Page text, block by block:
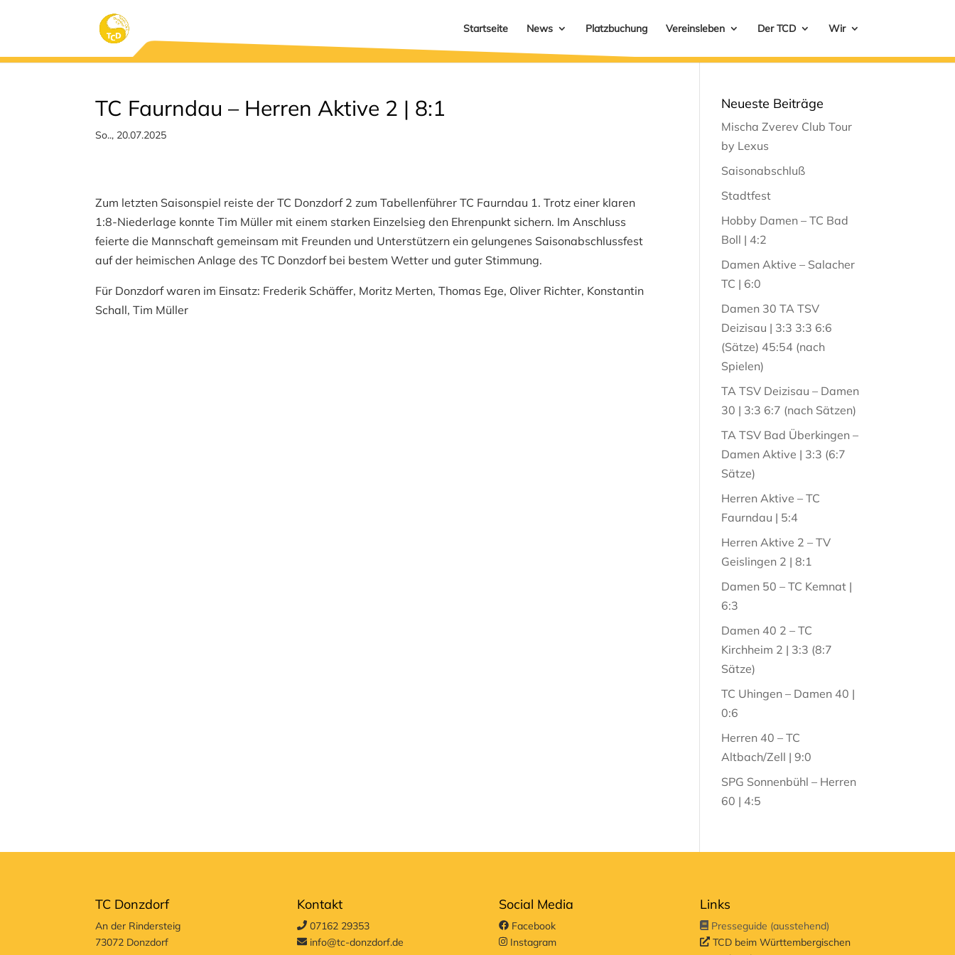
Startseite News Platzbuchung Vereinsleben Der TCD Wir
TC Faurndau – Herren Aktive 2 | 8:1
So.., 20.07.2025
Zum letzten Saisonspiel reiste der TC Donzdorf 2 zum Tabellenführer TC Faurndau 1. Trotz einer klaren
1:8-Niederlage konnte Tim Müller mit einem starken Einzelsieg den Ehrenpunkt sichern. Im Anschluss
feierte die Mannschaft gemeinsam mit Freunden und Unterstützern ein gelungenes Saisonabschlussfest
auf der heimischen Anlage des TC Donzdorf bei bestem Wetter und guter Stimmung.
Für Donzdorf waren im Einsatz: Frederik Schäffer, Moritz Merten, Thomas Ege, Oliver Richter, Konstantin
Schall, Tim Müller
Neueste Beiträge
Mischa Zverev Club Tour
by Lexus
Saisonabschluß
Stadtfest
Hobby Damen – TC Bad
Boll | 4:2
Damen Aktive – Salacher
TC | 6:0
Damen 30 TA TSV
Deizisau | 3:3 3:3 6:6
(Sätze) 45:54 (nach
Spielen)
TA TSV Deizisau – Damen
30 | 3:3 6:7 (nach Sätzen)
TA TSV Bad Überkingen –
Damen Aktive | 3:3 (6:7
Sätze)
Herren Aktive – TC
Faurndau | 5:4
Herren Aktive 2 – TV
Geislingen 2 | 8:1
Damen 50 – TC Kemnat |
6:3
Damen 40 2 – TC
Kirchheim 2 | 3:3 (8:7
Sätze)
TC Uhingen – Damen 40 |
0:6
Herren 40 – TC
Altbach/Zell | 9:0
SPG Sonnenbühl – Herren
60 | 4:5
TC Donzdorf
An der Rindersteig
73072 Donzdorf
Kontakt
07162 29353
info@tc-donzdorf.de
Social Media
Facebook
Instagram
Links
Presseguide (ausstehend)
TCD beim Württembergischen